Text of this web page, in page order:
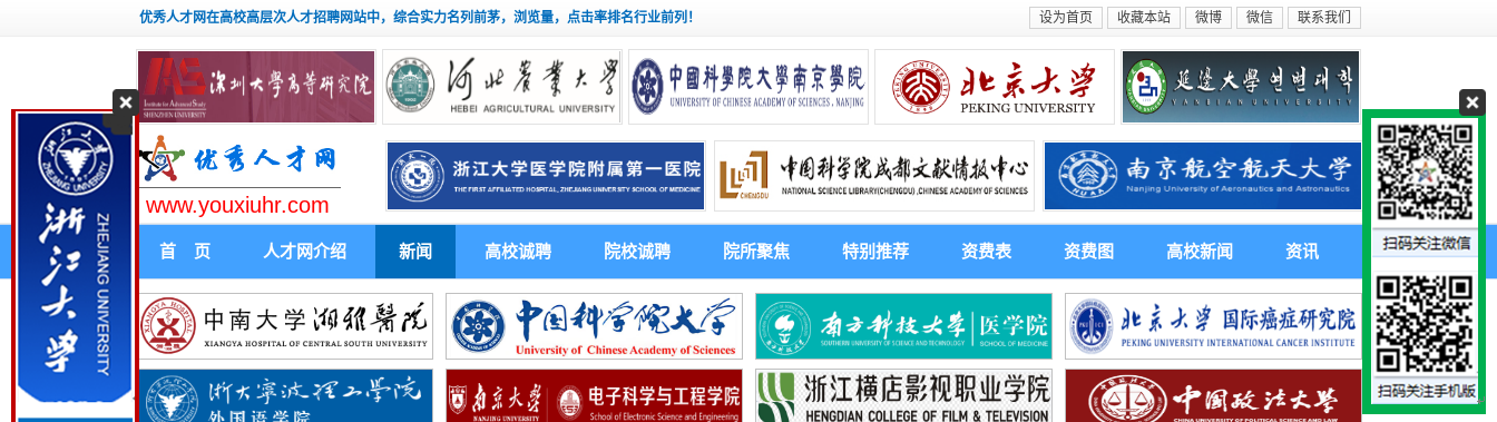
优秀人才网在高校高层次人才招聘网站中，综合实力名列前茅，浏览量，点击率排名行业前列！ 设为首页 收藏本站 微博 微信 联系我们
www.youxiuhr.com
首 页 人才网介绍 新闻 高校诚聘 院校诚聘 院所聚焦 特别推荐 资费表 资费图 高校新闻 资讯